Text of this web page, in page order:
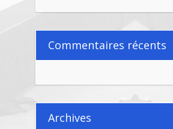
Commentaires récents
Archives